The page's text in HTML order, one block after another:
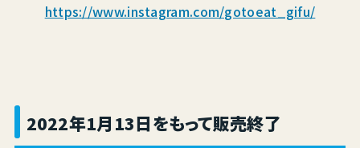
https://www.instagram.com/gotoeat_gifu/
2022年1月13日をもって販売終了